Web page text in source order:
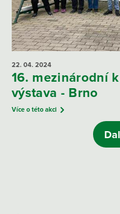
22. 04. 2024
16. mezinárodní
výstava - Brno
Více o této akci